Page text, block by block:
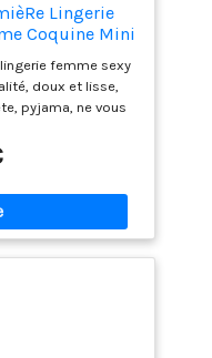
Lingerie
Coquine Mini
Pour
femme sexy
doux et lisse,
pyjama, ne vous
femmes
dans les styles
， C'est un jouet
les anniversaires
taille convient à la
pour la lingerie：
，Un string. La
court avec un